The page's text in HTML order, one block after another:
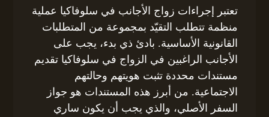
تعتبر إجراءات زواج الأجانب في سلوفاكيا عملية
منظمة تتطلب التقيّد بمجموعة من المتطلبات
القانونية الأساسية. بادئ ذي بدء، يجب على
الأجانب الراغبين في الزواج في سلوفاكيا تقديم
مستندات محددة تثبت هويتهم وحالتهم
الاجتماعية. من أبرز هذه المستندات هو جواز
السفر الأصلي، والذي يجب أن يكون ساري